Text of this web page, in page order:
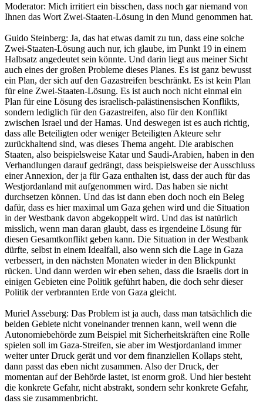
Moderator: Mich irritiert ein bisschen, dass noch gar niemand von
Ihnen das Wort Zwei-Staaten-Lösung in den Mund genommen hat.
Guido Steinberg: Ja, das hat etwas damit zu tun, dass eine solche
Zwei-Staaten-Lösung auch nur, ich glaube, im Punkt 19 in einem
Halbsatz angedeutet sein könnte. Und darin liegt aus meiner Sicht
auch eines der großen Probleme dieses Planes. Es ist ganz bewusst
ein Plan, der sich auf den Gazastreifen beschränkt. Es ist kein Plan
für eine Zwei-Staaten-Lösung. Es ist auch noch nicht einmal ein
Plan für eine Lösung des israelisch-palästinensischen Konflikts,
sondern lediglich für den Gazastreifen, also für den Konflikt
zwischen Israel und der Hamas. Und deswegen ist es auch richtig,
dass alle Beteiligten oder weniger Beteiligten Akteure sehr
zurückhaltend sind, was dieses Thema angeht. Die arabischen
Staaten, also beispielsweise Katar und Saudi-Arabien, haben in den
Verhandlungen darauf gedrängt, dass beispielsweise der Ausschluss
einer Annexion, der ja für Gaza enthalten ist, dass der auch für das
Westjordanland mit aufgenommen wird. Das haben sie nicht
durchsetzen können. Und das ist dann eben doch noch ein Beleg
dafür, dass es hier maximal um Gaza gehen wird und die Situation
in der Westbank davon abgekoppelt wird. Und das ist natürlich
misslich, wenn man daran glaubt, dass es irgendeine Lösung für
diesen Gesamtkonflikt geben kann. Die Situation in der Westbank
dürfte, selbst in einem Idealfall, also wenn sich die Lage in Gaza
verbessert, in den nächsten Monaten wieder in den Blickpunkt
rücken. Und dann werden wir eben sehen, dass die Israelis dort in
einigen Gebieten eine Politik geführt haben, die doch sehr dieser
Politik der verbrannten Erde von Gaza gleicht.
Muriel Asseburg: Das Problem ist ja auch, dass man tatsächlich die
beiden Gebiete nicht voneinander trennen kann, weil wenn die
Autonomiebehörde zum Beispiel mit Sicherheitskräften eine Rolle
spielen soll im Gaza-Streifen, sie aber im Westjordanland immer
weiter unter Druck gerät und vor dem finanziellen Kollaps steht,
dann passt das eben nicht zusammen. Also der Druck, der
momentan auf der Behörde lastet, ist enorm groß. Und hier besteht
die konkrete Gefahr, nicht abstrakt, sondern sehr konkrete Gefahr,
dass sie zusammenbricht.